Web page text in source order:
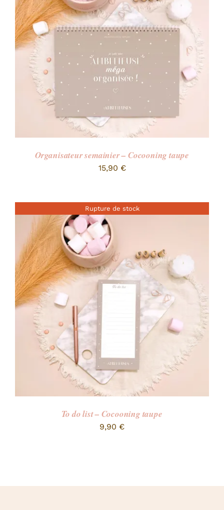
RECHERCHER:
Organisateur semainier – Cocooning taupe
15,90 €
Rupture de stock
To do list – Cocooning taupe
9,90 €